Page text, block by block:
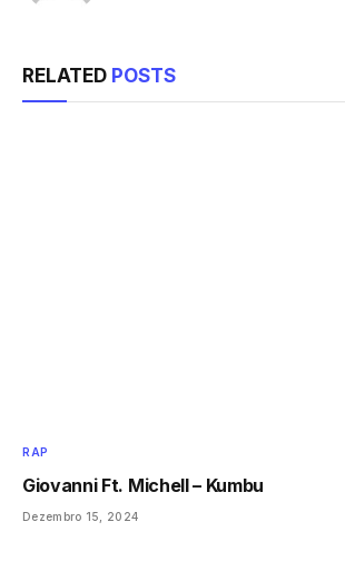
RELATED POSTS
RAP
Giovanni Ft. Michell – Kumbu
Dezembro 15, 2024